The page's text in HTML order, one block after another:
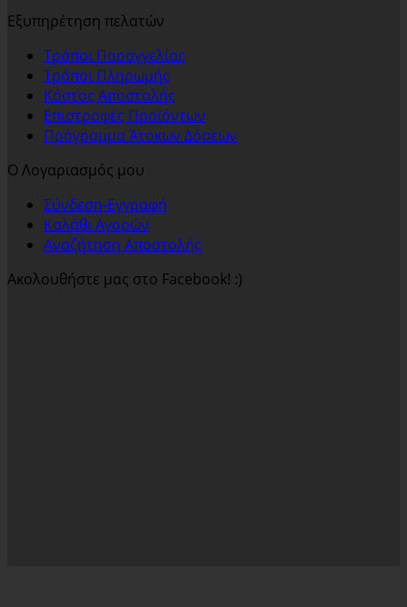
Εξυπηρέτηση πελατών
Τρόποι Παραγγελίας
Τρόποι Πληρωμής
Κόστος Αποστολής
Επιστροφές Προϊόντων
Πρόγραμμα Άτοκων Δόσεων
Ο Λογαριασμός μου
Σύνδεση-Εγγραφή
Καλάθι Αγορών
Αναζήτηση Αποστολής
Ακολουθήστε μας στο Facebook! :)